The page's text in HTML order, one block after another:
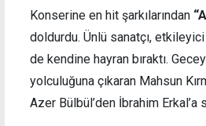
Konserine en hit şarkılarından
doldurdu. Ünlü sanatçı,
de kendine hayran bıraktı.
yolculuğuna çıkaran Mahsun
Azer Bülbül’den İbrahim Erkal’a
El emeği, göz nuru ürünler